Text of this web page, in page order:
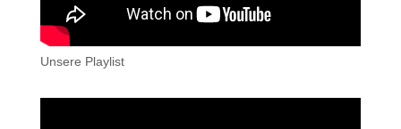
Unsere Playlist